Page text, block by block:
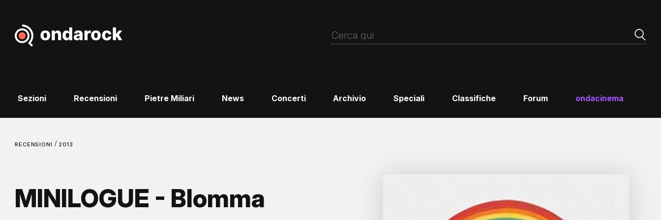
Sezioni Recensioni Pietre Miliari News Concerti Archivio Speciali Classifiche Forum ondacinema
RECENSIONI / 2013
MINILOGUE - Blomma